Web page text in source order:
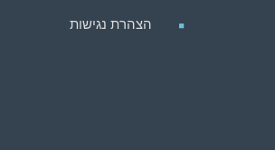
הצהרת נגישות